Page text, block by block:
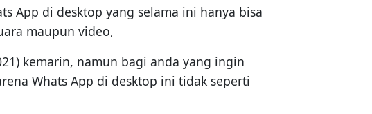
App di desktop yang selama ini hanya bisa
maupun video,
kemarin, namun bagi anda yang ingin
Whats App di desktop ini tidak seperti